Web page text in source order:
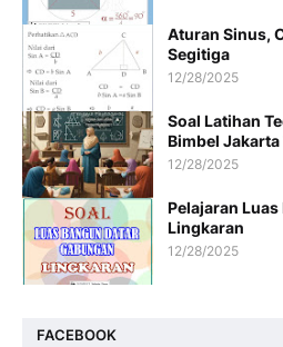
Aturan Sinus,
Segitiga
12/28/2025
Soal Latihan
Bimbel
12/28/2025
Pelajaran
Lingkaran
12/28/2025
FACEBOOK